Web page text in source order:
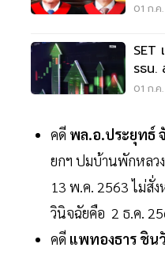
01 ก.
SET
รธน.
01 ก.
คดี พล.อ.ประยุทธ์
ยกฯ ปมบ้านพักหลว
13 พ.ค. 2563 ไม่สั่
วินิจฉัยคือ 2 ธ.ค.
คดี แพทองธาร ชิน